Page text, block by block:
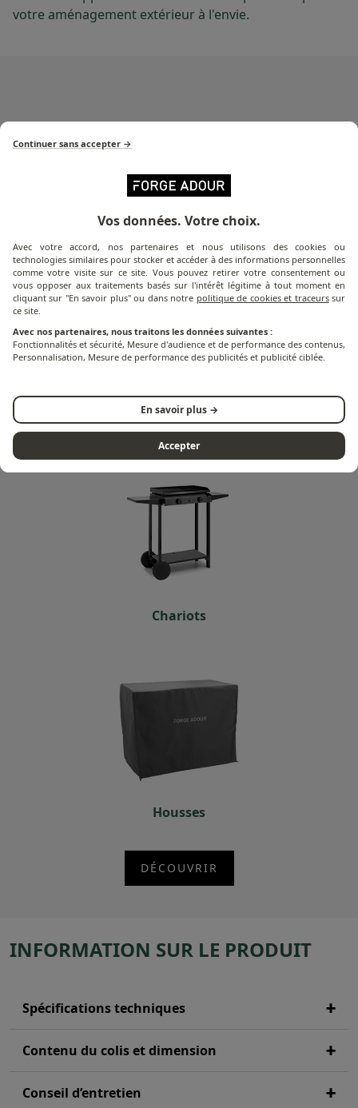
votre aménagement extérieur à l'envie.
Découvrez tous les produits
de la série Base
Planchas
Chariots
Housses
DÉCOUVRIR
INFORMATION SUR LE PRODUIT
Spécifications techniques
Contenu du colis et dimension
Conseil d’entretien
Continuer sans accepter →
Vos données. Votre choix.
Avec votre accord, nos partenaires et nous utilisons des cookies ou
technologies similaires pour stocker et accéder à des informations personnelles
comme votre visite sur ce site. Vous pouvez retirer votre consentement ou
vous opposer aux traitements basés sur l'intérêt légitime à tout moment en
cliquant sur "En savoir plus" ou dans notre politique de cookies et traceurssur
ce site.
Avec nos partenaires, nous traitons les données suivantes :
Fonctionnalités et sécurité, Mesure d'audience et de performance des contenus,
Personnalisation, Mesure de performance des publicités et publicité ciblée.
En savoir plus →
Accepter